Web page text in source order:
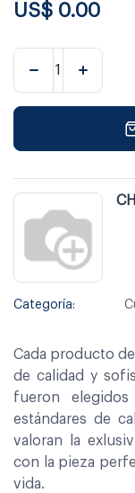
US$ 0.00
Categoría:
Cada producto
de calidad y
fueron
estándares de
valoran la
con la pieza
vida.